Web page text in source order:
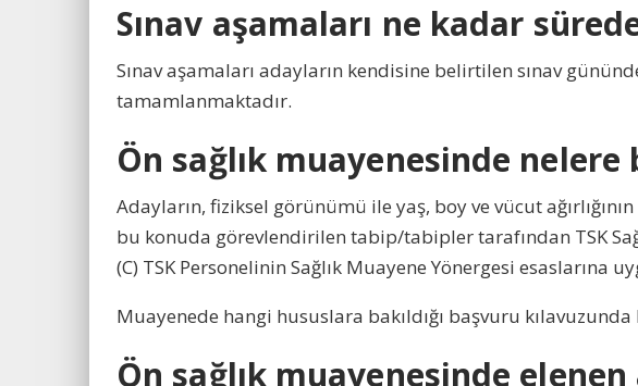
Sınav aşamaları ne kadar
Sınav aşamaları adayların kendisine belirtilen sınav
tamamlanmaktadır.
Ön sağlık muayenesinde nelere
Adayların, fiziksel görünümü ile yaş, boy ve vücut
bu konuda görevlendirilen tabip/tabipler tarafından TSK
(C) TSK Personelinin Sağlık Muayene Yönergesi esaslarına
Muayenede hangi hususlara bakıldığı başvuru
Ön sağlık muayenesinde